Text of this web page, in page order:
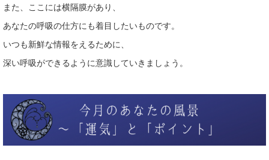
また、ここには横隔膜があり、
あなたの呼吸の仕方にも着目したいものです。
いつも新鮮な情報をえるために、
深い呼吸ができるように意識していきましょう。